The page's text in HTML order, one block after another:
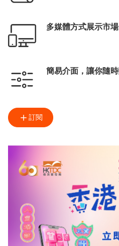
多媒體方式展示市
簡易介面，讓你隨
訂閱